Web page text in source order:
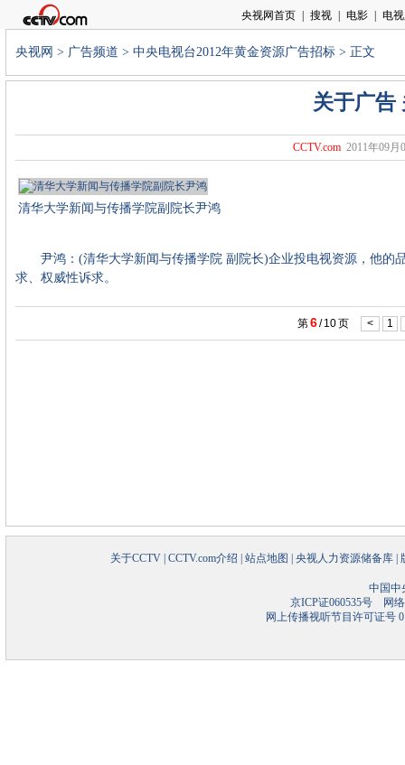
央视网 > 广告频道 > 中央电视台2012年黄金资源广告招标 > 正文
关于广
CCTV.com 2011年09月
清华大学新闻与传播学院副院长尹鸿
尹鸿：(清华大学新闻与传播学院 副院长)企业投电视资源，他的
求、权威性诉求。
第6/ 10页 < 1
关于CCTV CCTV.com介绍 站点地图 央视人力资源储备库
中国中
京ICP证060535号网络
网上传播视听节目许可证号